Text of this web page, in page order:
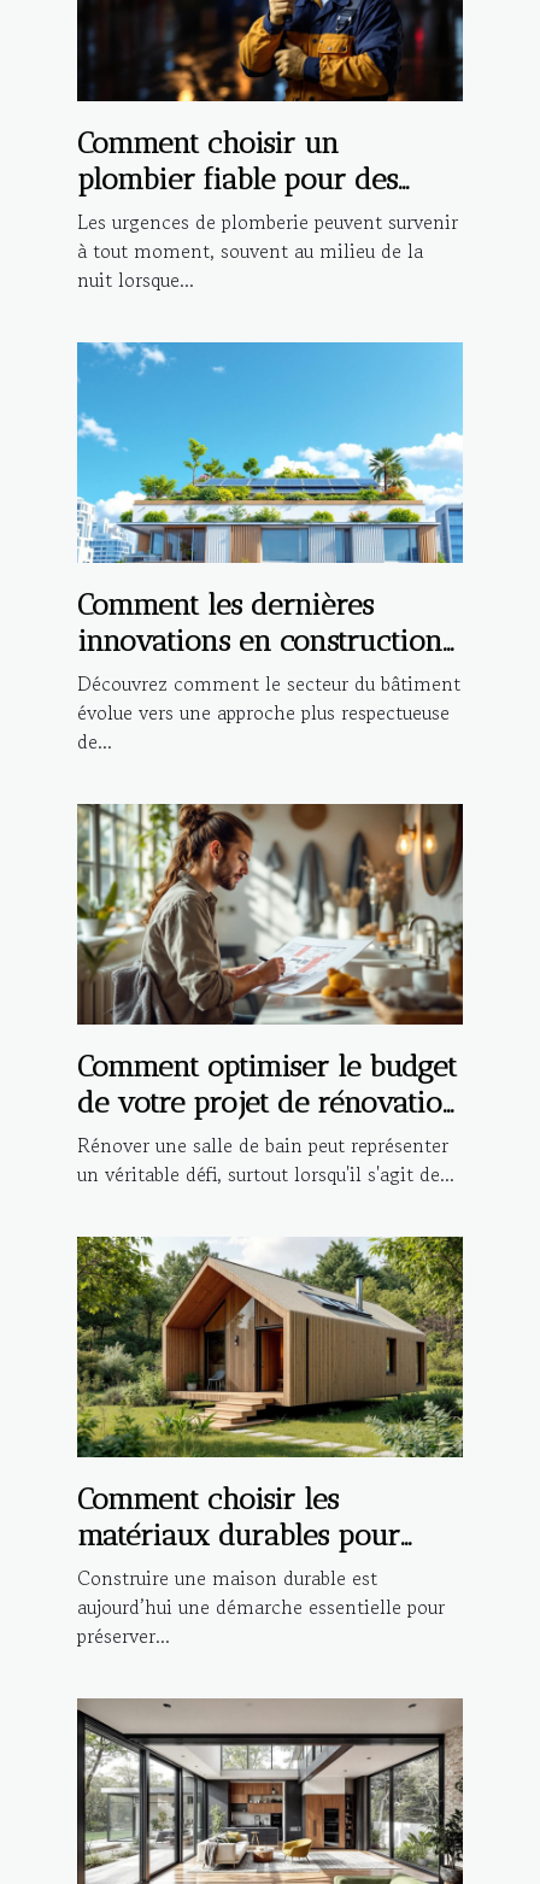
Comment choisir un
plombier fiable pour des
urgences nocturnes ?
Les urgences de plomberie peuvent survenir
à tout moment, souvent au milieu de la
nuit lorsque...
Comment les dernières
innovations en construction
améliorent-elles l'éco-
durabilité?
Découvrez comment le secteur du bâtiment
évolue vers une approche plus respectueuse
de...
Comment optimiser le budget
de votre projet de rénovation
de salle de bain ?
Rénover une salle de bain peut représenter
un véritable défi, surtout lorsqu'il s'agit de...
Comment choisir les
matériaux durables pour
votre future maison ?
Construire une maison durable est
aujourd’hui une démarche essentielle pour
préserver...